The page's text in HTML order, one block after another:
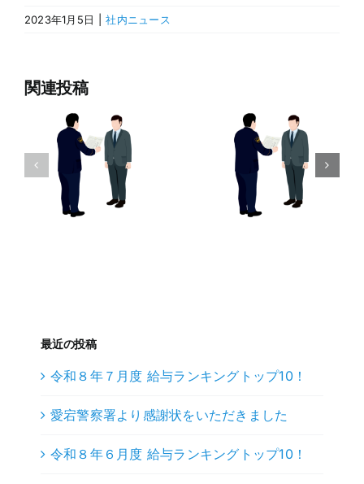
2023年1月5日 社内ニュース
関連投稿
最近の投稿
令和８年７月度 給与ランキングトップ10！
愛宕警察署より感謝状をいただきました
令和８年６月度 給与ランキングトップ10！